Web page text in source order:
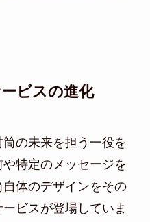
ビスの進化
の未来を担う一役を
特定のメッセージを
体のデザインをその
ビスが登場していま